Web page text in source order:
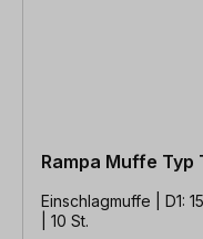
Rampa Muffe Typ
Einschlagmuffe | D1:
| 10 St.